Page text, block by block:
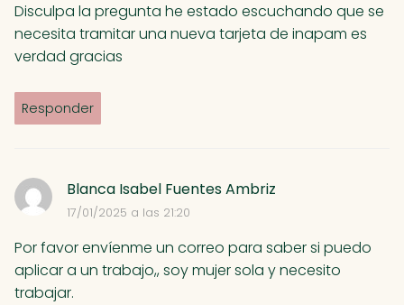
Disculpa la pregunta he estado escuchando que se
necesita tramitar una nueva tarjeta de inapam es
verdad gracias
Responder
Blanca Isabel Fuentes Ambriz
17/01/2025 a las 21:20
Por favor envíenme un correo para saber si puedo
aplicar a un trabajo,, soy mujer sola y necesito
trabajar.